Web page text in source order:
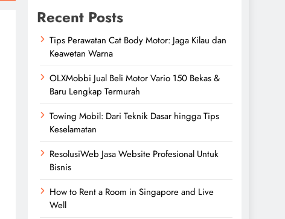
Recent Posts
Tips Perawatan Cat Body Motor: Jaga Kilau dan
Keawetan Warna
OLXMobbi Jual Beli Motor Vario 150 Bekas &
Baru Lengkap Termurah
Towing Mobil: Dari Teknik Dasar hingga Tips
Keselamatan
ResolusiWeb Jasa Website Profesional Untuk
Bisnis
How to Rent a Room in Singapore and Live
Well